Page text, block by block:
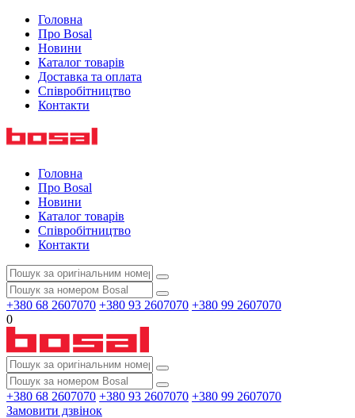
Головна
Про Bosal
Новини
Каталог товарів
Доставка та оплата
Співробітництво
Контакти
Головна
Про Bosal
Новини
Каталог товарів
Співробітництво
Контакти
+380 68 2607070 +380 93 2607070 +380 99 2607070
0
+380 68 2607070 +380 93 2607070 +380 99 2607070
Замовити дзвінок